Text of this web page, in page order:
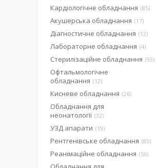
Кардіологічне обладнання 85
Акушерська обладнання 17
Діагностичне обладнання 12
Лабораторне обладнання 4
Стерилізаційне обладнання 93
Офтальмологічне
обладнання
12
Кисневе обладнання 26
Обладнання для
неонатології 32
УЗД апарати 19
Рентгенівське обладнання 83
Реанімаційне обладнання 56